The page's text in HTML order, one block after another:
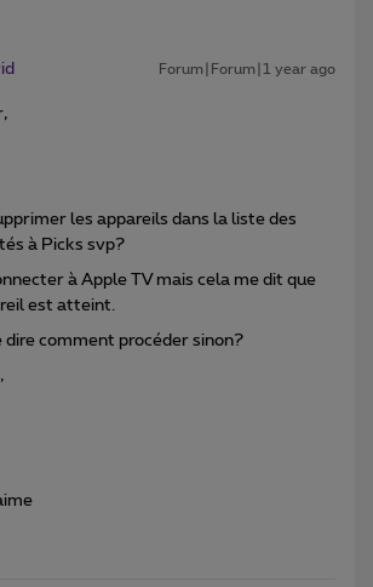
Forum|Forum|1 year ago
les appareils dans la liste des
à Picks svp?
à Apple TV mais cela me dit que
est atteint.
dire comment procéder sinon?